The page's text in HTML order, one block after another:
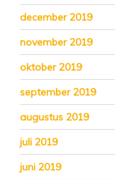
december 2019
november 2019
oktober 2019
september 2019
augustus 2019
juli 2019
juni 2019